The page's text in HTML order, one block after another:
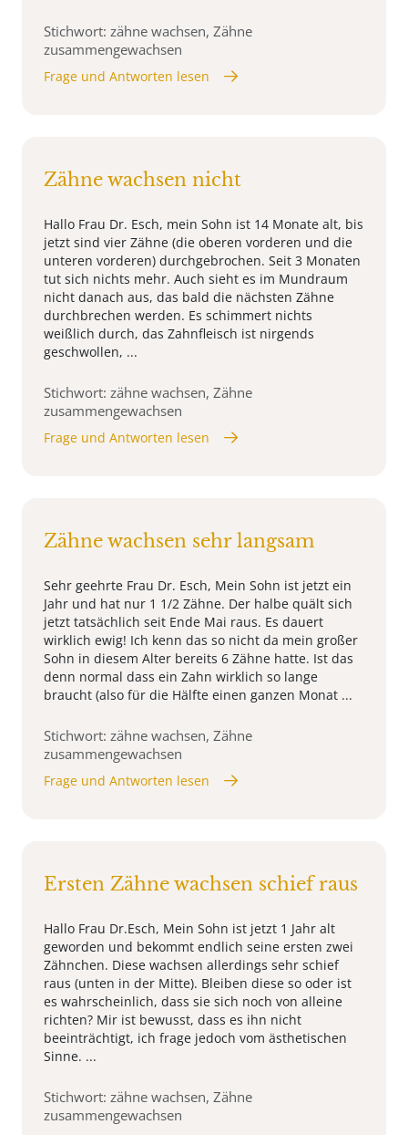
Stichwort: zähne wachsen, Zähne
zusammengewachsen
Frage und Antworten lesen
Zähne wachsen nicht
Hallo Frau Dr. Esch, mein Sohn ist 14 Monate alt, bis
jetzt sind vier Zähne (die oberen vorderen und die
unteren vorderen) durchgebrochen. Seit 3 Monaten
tut sich nichts mehr. Auch sieht es im Mundraum
nicht danach aus, das bald die nächsten Zähne
durchbrechen werden. Es schimmert nichts
weißlich durch, das Zahnfleisch ist nirgends
geschwollen, ...
Stichwort: zähne wachsen, Zähne
zusammengewachsen
Frage und Antworten lesen
Zähne wachsen sehr langsam
Sehr geehrte Frau Dr. Esch, Mein Sohn ist jetzt ein
Jahr und hat nur 1 1/2 Zähne. Der halbe quält sich
jetzt tatsächlich seit Ende Mai raus. Es dauert
wirklich ewig! Ich kenn das so nicht da mein großer
Sohn in diesem Alter bereits 6 Zähne hatte. Ist das
denn normal dass ein Zahn wirklich so lange
braucht (also für die Hälfte einen ganzen Monat ...
Stichwort: zähne wachsen, Zähne
zusammengewachsen
Frage und Antworten lesen
Ersten Zähne wachsen schief raus
Hallo Frau Dr.Esch, Mein Sohn ist jetzt 1 Jahr alt
geworden und bekommt endlich seine ersten zwei
Zähnchen. Diese wachsen allerdings sehr schief
raus (unten in der Mitte). Bleiben diese so oder ist
es wahrscheinlich, dass sie sich noch von alleine
richten? Mir ist bewusst, dass es ihn nicht
beeinträchtigt, ich frage jedoch vom ästhetischen
Sinne. ...
Stichwort: zähne wachsen, Zähne
zusammengewachsen